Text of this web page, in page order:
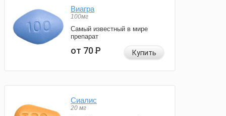
Виагра
100мг
Самый известный в мире
препарат
от 70Р Купить
Сиалис
20 мг